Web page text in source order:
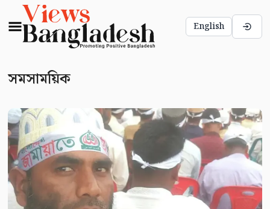
English
সমসাময়িক